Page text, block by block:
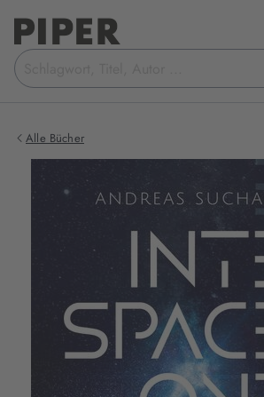
Suchbegriff
eingeben
Alle Bücher